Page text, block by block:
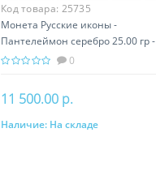
Код товара: 25735
Монета Русские иконы -
Пантелеймон серебро 25.00 гр -
православный подарок
0
11 500.00 р.
В корзину
Наличие: На складе